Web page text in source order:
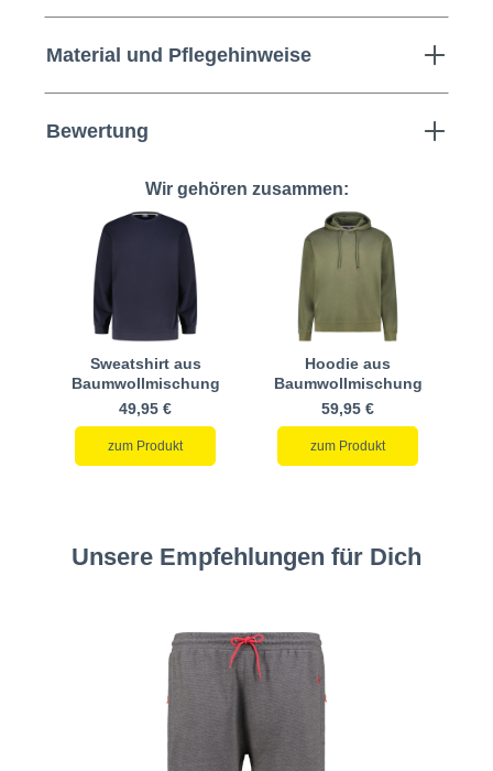
Material und Pflegehinweise
Bewertung
Wir gehören zusammen:
Sweatshirt aus
Baumwollmischung
49,95 €
zum Produkt
Hoodie aus
Baumwollmischung
59,95 €
zum Produkt
Unsere Empfehlungen für Dich